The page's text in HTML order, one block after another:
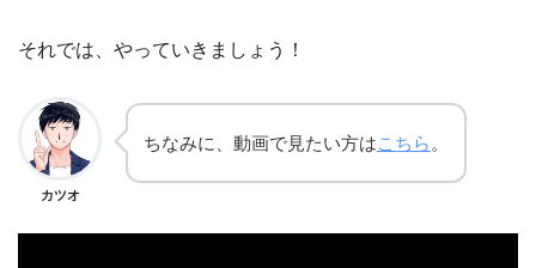
それでは、やっていきましょう！
カツオ
ちなみに、動画で見たい方はこちら 。